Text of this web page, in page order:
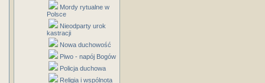
Mordy rytualne w
Polsce
Nieodparty urok
kastracji
Nowa duchowość
Piwo - napój Bogów
Policja duchowa
Religia i wspólnota